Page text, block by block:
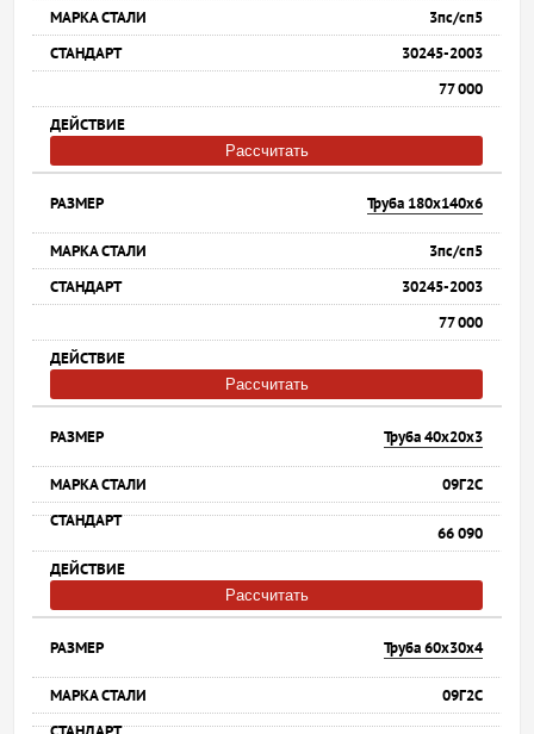
3пс/сп5
30245-2003
77 000
Рассчитать
Труба 180х140х6
3пс/сп5
30245-2003
77 000
Рассчитать
Труба 40х20х3
09Г2С
66 090
Рассчитать
Труба 60х30х4
09Г2С